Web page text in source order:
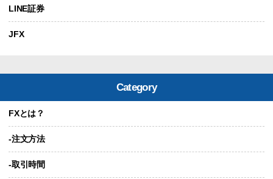
LINE証券
JFX
Category
FXとは？
-注文方法
-取引時間